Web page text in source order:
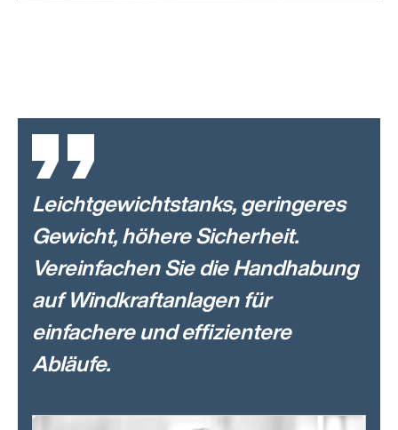
Leichtgewichtstanks, geringeres
Gewicht, höhere Sicherheit.
Vereinfachen Sie die Handhabung
auf Windkraftanlagen für
einfachere und effizientere
Abläufe.